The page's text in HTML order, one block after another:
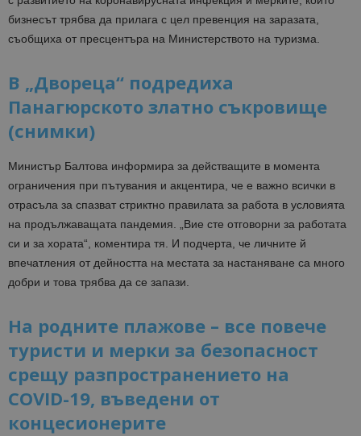
бизнесът трябва да прилага с цел превенция на заразата,
съобщиха от пресцентъра на Министерството на туризма.
В „Двореца“ подредиха
Панагюрското златно съкровище
(снимки)
Министър Балтова информира за действащите в момента
ограничения при пътувания и акцентира, че е важно всички в
отрасъла за спазват стриктно правилата за работа в условията
на продължаващата пандемия. „Вие сте отговорни за работата
си и за хората“, коментира тя. И подчерта, че личните й
впечатления от дейността на местата за настаняване са много
добри и това трябва да се запази.
На родните плажове – все повече
туристи и мерки за безопасност
срещу разпространението на
COVID-19, въведени от
концесионерите